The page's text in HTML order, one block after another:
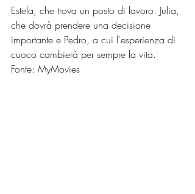
Estela, che trova un posto di lavoro. Julia,
che dovrà prendere una decisione
importante e Pedro, a cui l'esperienza di
cuoco cambierà per sempre la vita.
Fonte: MyMovies